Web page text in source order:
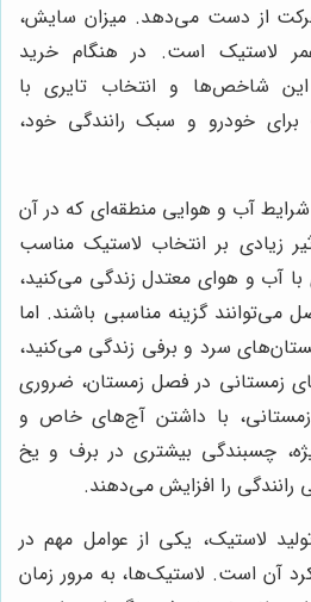
از دست می‌دهد. میزان سایش،
لاستیک است. در هنگام خرید
شاخص‌ها و انتخاب تایری با
خودرو و سبک رانندگی خود،
شرایط آب و هوایی منطقه‌ای که در آن
زیادی بر انتخاب لاستیک مناسب
با آب و هوای معتدل زندگی می‌کنید،
می‌توانند گزینه مناسبی باشند. اما
سرد و برفی زندگی می‌کنید،
زمستانی در فصل زمستان، ضروری
با داشتن آج‌های خاص و
چسبندگی بیشتری در برف و یخ
رانندگی را افزایش می‌دهند.
لاستیک، یکی از عوامل مهم در
آن است. لاستیک‌ها، به مرور زمان